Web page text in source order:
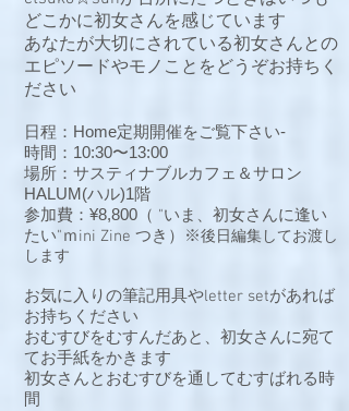
どこかに初女さんを感じています
あなたが大切にされている初女さんとの
エピソードやモノことをどうぞお持ちく
ださい
日程：Home定期開催をご覧下さい-
時間：10:30〜13:00
場所：サスティナブルカフェ＆サロン
HALUM(ハル)1階
参加費：¥8,800 （ "いま、初女さんに逢い
たい"ｍini Zine つき）※後日編集してお渡し
します
お気に入りの筆記用具やletter setがあれば
お持ちください
おむすびをむすんだあと、初女さんに宛て
てお手紙をかきます
初女さんとおむすびを通してむすばれる時
間